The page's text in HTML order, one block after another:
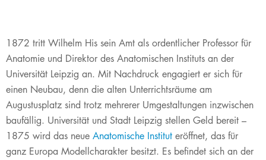
1872 tritt Wilhelm His sein Amt als ordentlicher Professor für
Anatomie und Direktor des Anatomischen Instituts an der
Universität Leipzig an. Mit Nachdruck engagiert er sich für
einen Neubau, denn die alten Unterrichtsräume am
Augustusplatz sind trotz mehrerer Umgestaltungen inzwischen
baufällig. Universität und Stadt Leipzig stellen Geld bereit –
1875 wird das neue Anatomische Institut eröffnet, das für
ganz Europa Modellcharakter besitzt. Es befindet sich an der